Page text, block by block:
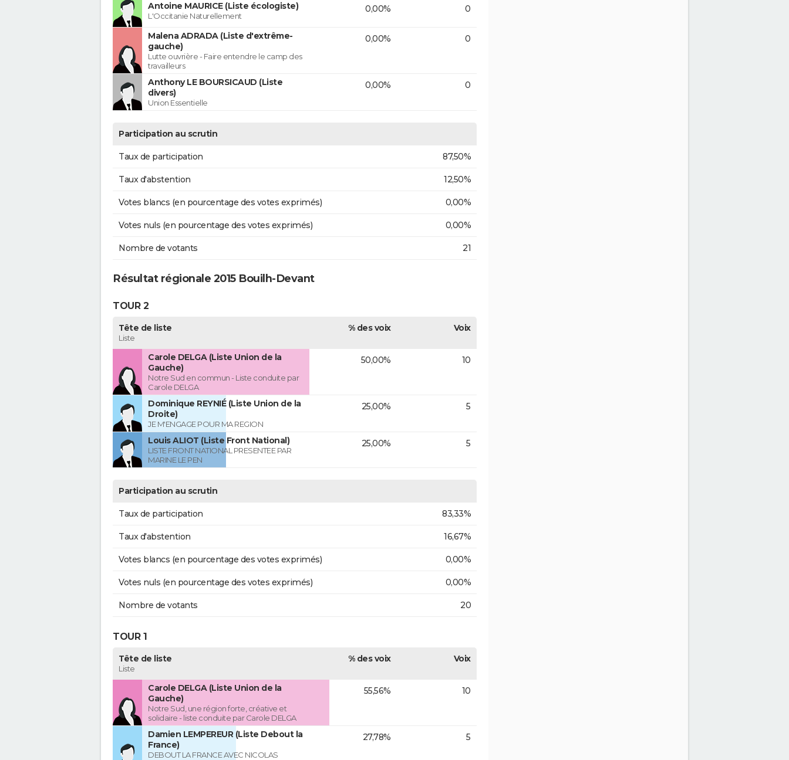
Antoine MAURICE (Liste écologiste)
L'Occitanie Naturellement
0,00% 0
Malena ADRADA (Liste d'extrême-
gauche)
Lutte ouvrière - Faire entendre le camp des
travailleurs
0,00% 0
Anthony LE BOURSICAUD (Liste
divers)
Union Essentielle
0,00% 0
Participation au scrutin
Taux de participation 87,50%
Taux d'abstention 12,50%
Votes blancs (en pourcentage des votes exprimés) 0,00%
Votes nuls (en pourcentage des votes exprimés) 0,00%
Nombre de votants 21
Résultat régionale 2015 Bouilh-Devant
TOUR 2
Tête de liste
Liste
% des voix Voix
Carole DELGA (Liste Union de la
Gauche)
Notre Sud en commun - Liste conduite par
Carole DELGA
50,00% 10
Dominique REYNIÉ (Liste Union de la
Droite)
JE M'ENGAGE POUR MA REGION
25,00% 5
Louis ALIOT (Liste Front National)
LISTE FRONT NATIONAL PRESENTEE PAR
MARINE LE PEN
25,00% 5
Participation au scrutin
Taux de participation 83,33%
Taux d'abstention 16,67%
Votes blancs (en pourcentage des votes exprimés) 0,00%
Votes nuls (en pourcentage des votes exprimés) 0,00%
Nombre de votants 20
TOUR 1
Tête de liste
Liste
% des voix Voix
Carole DELGA (Liste Union de la
Gauche)
Notre Sud, une région forte, créative et
solidaire - liste conduite par Carole DELGA
55,56% 10
Damien LEMPEREUR (Liste Debout la
France)
DEBOUT LA FRANCE AVEC NICOLAS
27,78% 5